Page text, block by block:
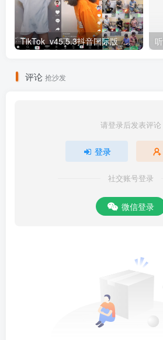
TikTok_v45.5.3抖音国际版_免拔卡解锁全球版
评论 抢沙发
请登录后发表评论
登录
社交账号登录
微信登录